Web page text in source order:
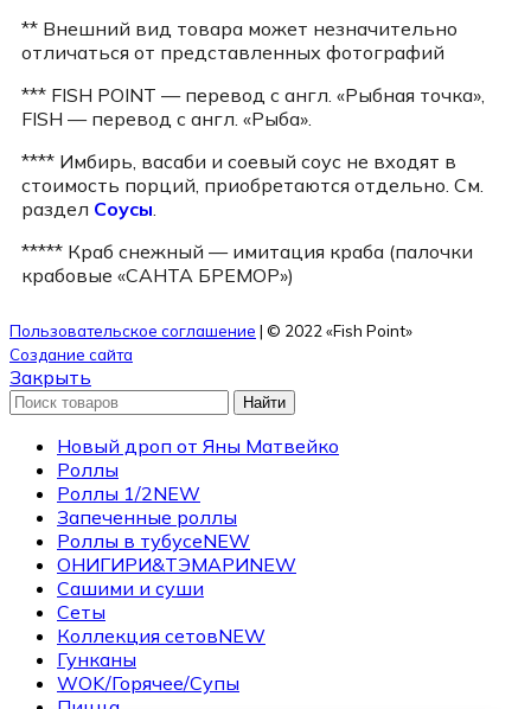
** Внешний вид товара может незначительно
отличаться от представленных фотографий
*** FISH POINT — перевод с англ. «Рыбная точка»,
FISH — перевод с англ. «Рыба».
**** Имбирь, васаби и соевый соус не входят в
стоимость порций, приобретаются отдельно. См.
раздел Соусы.
***** Краб снежный — имитация краба (палочки
крабовые «САНТА БРЕМОР»)
Пользовательское соглашение | © 2022 «Fish Point»
Создание сайта
Закрыть
Найти
Новый дроп от Яны Матвейко
Роллы
Роллы 1/2NEW
Запеченные роллы
Роллы в тубусеNEW
ОНИГИРИ&ТЭМАРИNEW
Сашими и суши
Сеты
Коллекция сетовNEW
Гунканы
WOK/Горячее/Супы